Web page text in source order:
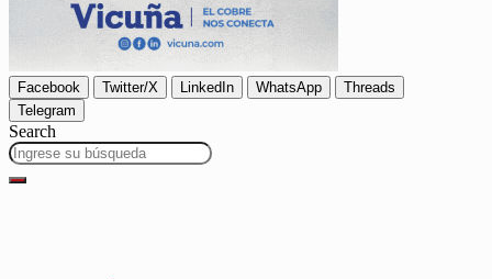
Facebook Twitter/X LinkedIn WhatsApp
Threads
Telegram
Search